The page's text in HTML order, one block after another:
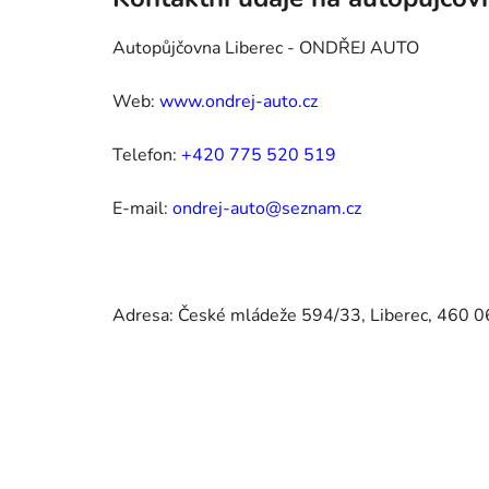
Autopůjčovna Liberec - ONDŘEJ AUTO
Web: www.ondrej-auto.cz
Telefon: +420 775 520 519
E-mail: ondrej-auto@seznam.cz
Adresa: České mládeže 594/33, Liberec, 460